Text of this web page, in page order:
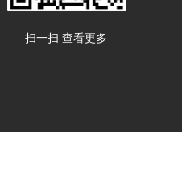
扫一扫 查看更多